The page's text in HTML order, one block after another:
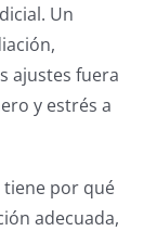
Un
ajustes fuera
y estrés a
por qué
adecuada,